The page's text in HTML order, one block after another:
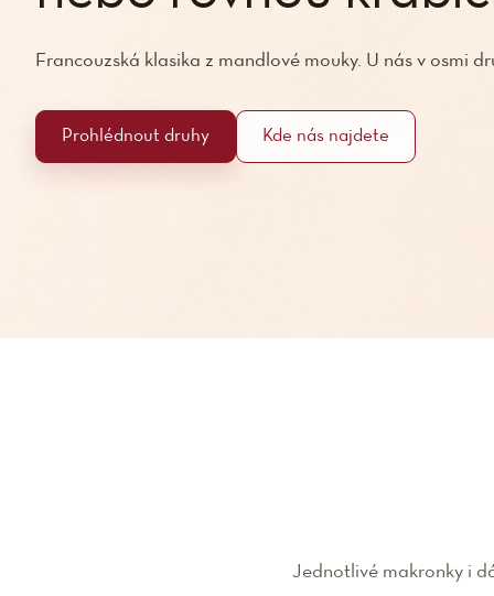
Francouzská klasika z mandlové mouky. U nás v osmi
Prohlédnout druhy Kde nás najdete
Jednotlivé makronky i